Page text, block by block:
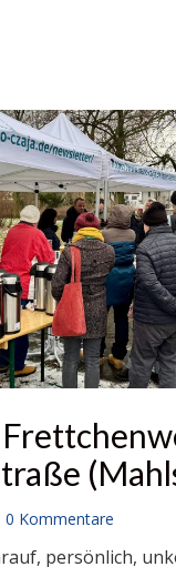
0 Kommentare
persönlich,